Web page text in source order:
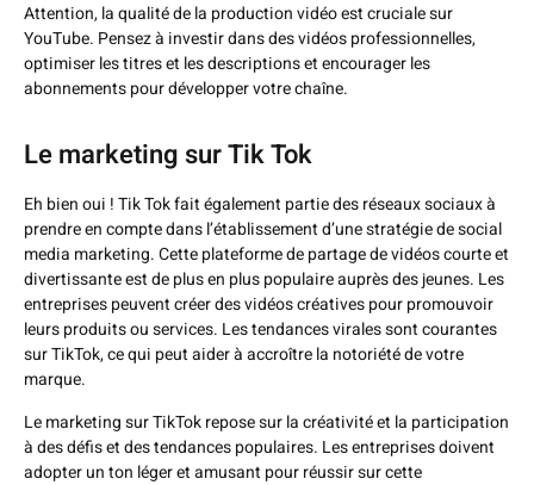
Attention, la qualité de la production vidéo est cruciale sur
YouTube. Pensez à investir dans des vidéos professionnelles,
optimiser les titres et les descriptions et encourager les
abonnements pour développer votre chaîne.
Le marketing sur Tik Tok
Eh bien oui ! Tik Tok fait également partie des réseaux sociaux à
prendre en compte dans l’établissement d’une stratégie de social
media marketing. Cette plateforme de partage de vidéos courte et
divertissante est de plus en plus populaire auprès des jeunes. Les
entreprises peuvent créer des vidéos créatives pour promouvoir
leurs produits ou services. Les tendances virales sont courantes
sur TikTok, ce qui peut aider à accroître la notoriété de votre
marque.
Le marketing sur TikTok repose sur la créativité et la participation
à des défis et des tendances populaires. Les entreprises doivent
adopter un ton léger et amusant pour réussir sur cette